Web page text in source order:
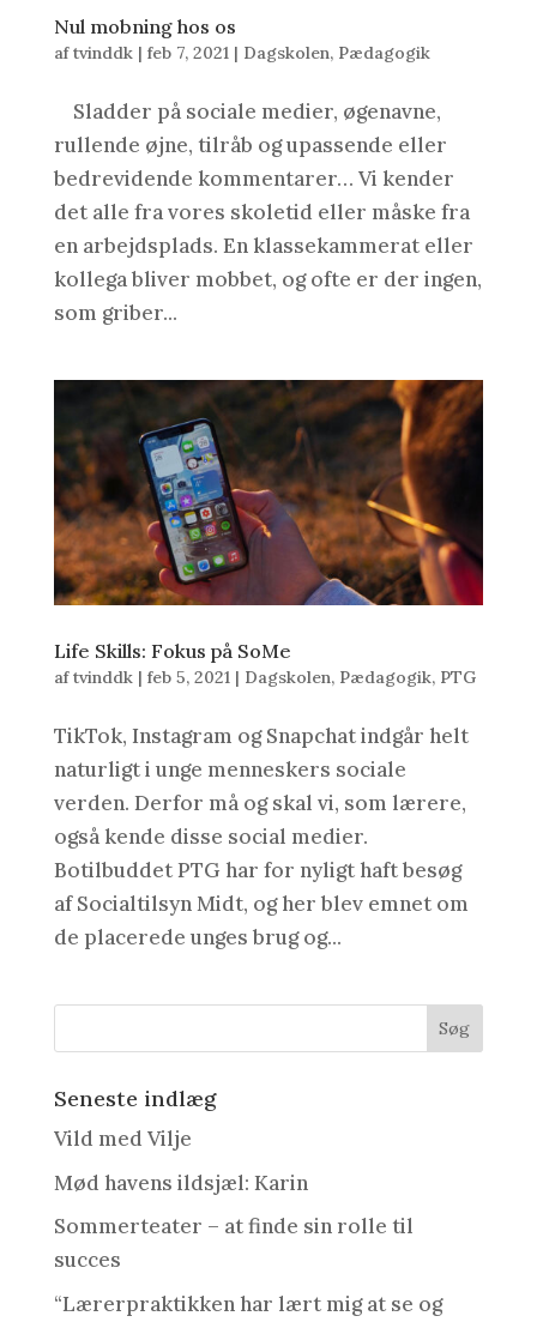
Nul mobning hos os
aftvinddk| feb 7, 2021| Dagskolen, Pædagogik
Sladder på sociale medier, øgenavne,
rullende øjne, tilråb og upassende eller
bedrevidende kommentarer… Vi kender
det alle fra vores skoletid eller måske fra
en arbejdsplads. En klassekammerat eller
kollega bliver mobbet, og ofte er der ingen,
som griber...
Life Skills: Fokus på SoMe
aftvinddk| feb 5, 2021| Dagskolen, Pædagogik, PTG
TikTok, Instagram og Snapchat indgår helt
naturligt i unge menneskers sociale
verden. Derfor må og skal vi, som lærere,
også kende disse social medier.
Botilbuddet PTG har for nyligt haft besøg
af Socialtilsyn Midt, og her blev emnet om
de placerede unges brug og...
Seneste indlæg
Vild med Vilje
Mød havens ildsjæl: Karin
Sommerteater – at finde sin rolle til
succes
“Lærerpraktikken har lært mig at se og